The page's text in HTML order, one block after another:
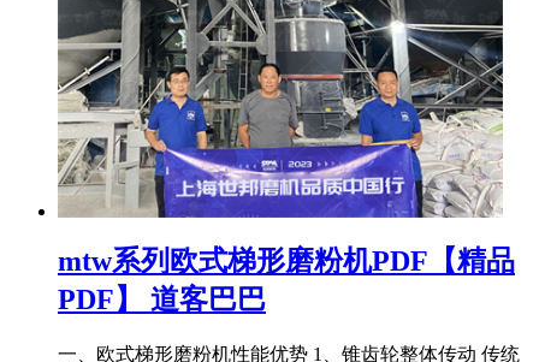
mtw系列欧式梯形磨粉机PDF【精品
PDF】 道客巴巴
一、欧式梯形磨粉机性能优势 1、锥齿轮整体传动 传统